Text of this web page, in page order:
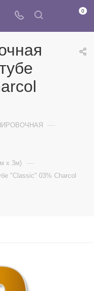
0
—
х 3м) —
"Classic" 03% Сharcol